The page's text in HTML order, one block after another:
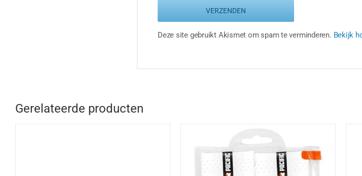
Deze site gebruikt Akismet om spam te verminderen. Bekijk
Gerelateerde producten